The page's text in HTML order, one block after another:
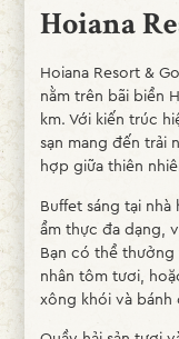
Hoiana
Hoiana Resort &
nằm trên bãi biển
km. Với kiến trúc
sạn mang đến trải
hợp giữa thiên
Buffet sáng tại
ẩm thực đa dạng,
Bạn có thể
nhân tôm tươi,
xông khói và bánh